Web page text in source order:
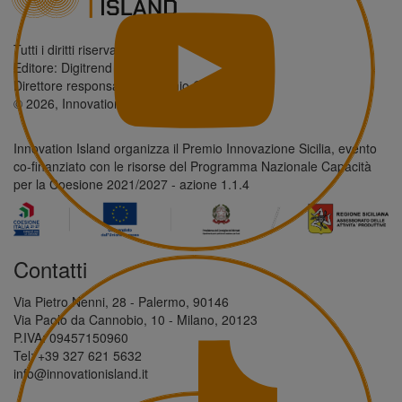
Tutti i diritti riservati.
Editore: Digitrend S.r.l.
Direttore responsabile: Antonio Giordano
© 2026, Innovation Island
Innovation Island organizza il Premio Innovazione Sicilia, evento
co-finanziato con le risorse del Programma Nazionale Capacità
per la Coesione 2021/2027 - azione 1.1.4
Contatti
Via Pietro Nenni, 28 - Palermo, 90146
Via Paolo da Cannobio, 10 - Milano, 20123
P.IVA: 09457150960
Tel: +39 327 621 5632
info@innovationisland.it